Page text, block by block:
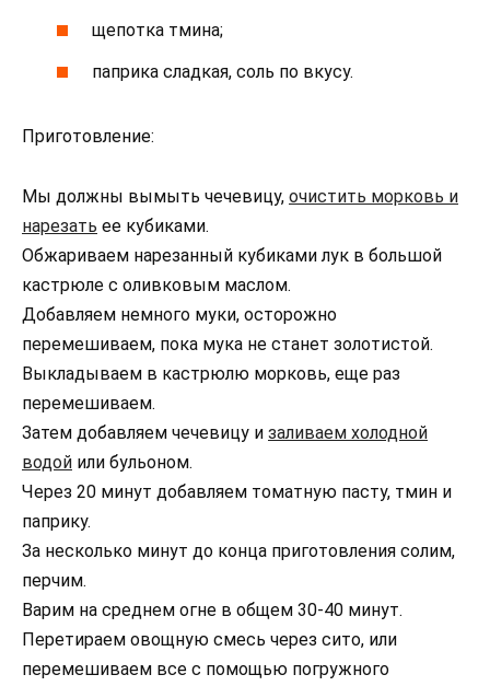
щепотка тмина;
паприка сладкая, соль по вкусу.
Приготовление:
Мы должны вымыть чечевицу, очистить морковь и
нарезать ее кубиками.
Обжариваем нарезанный кубиками лук в большой
кастрюле с оливковым маслом.
Добавляем немного муки, осторожно
перемешиваем, пока мука не станет золотистой.
Выкладываем в кастрюлю морковь, еще раз
перемешиваем.
Затем добавляем чечевицу и заливаем холодной
водой или бульоном.
Через 20 минут добавляем томатную пасту, тмин и
паприку.
За несколько минут до конца приготовления солим,
перчим.
Варим на среднем огне в общем 30-40 минут.
Перетираем овощную смесь через сито, или
перемешиваем все с помощью погружного